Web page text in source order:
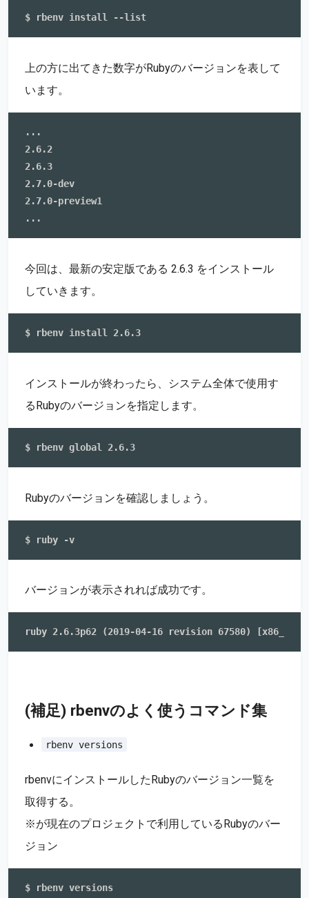
上の方に出てきた数字がRubyのバージョンを表して
います。
...
2.6.2
2.6.3
2.7.0-dev
2.7.0-preview1
今回は、最新の安定版である 2.6.3 をインストール
していきます。
インストールが終わったら、システム全体で使用す
るRubyのバージョンを指定します。
Rubyのバージョンを確認しましょう。
バージョンが表示されれば成功です。
(補足) rbenvのよく使うコマンド集
rbenv versions
rbenvにインストールしたRubyのバージョン一覧を
取得する。
※が現在のプロジェクトで利用しているRubyのバー
ジョン
$ rbenv versions